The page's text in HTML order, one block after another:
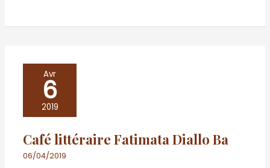
Avr
6
2019
Café littéraire Fatimata Diallo Ba
06/04/2019
Café
littéraire
Fatimata
Ba